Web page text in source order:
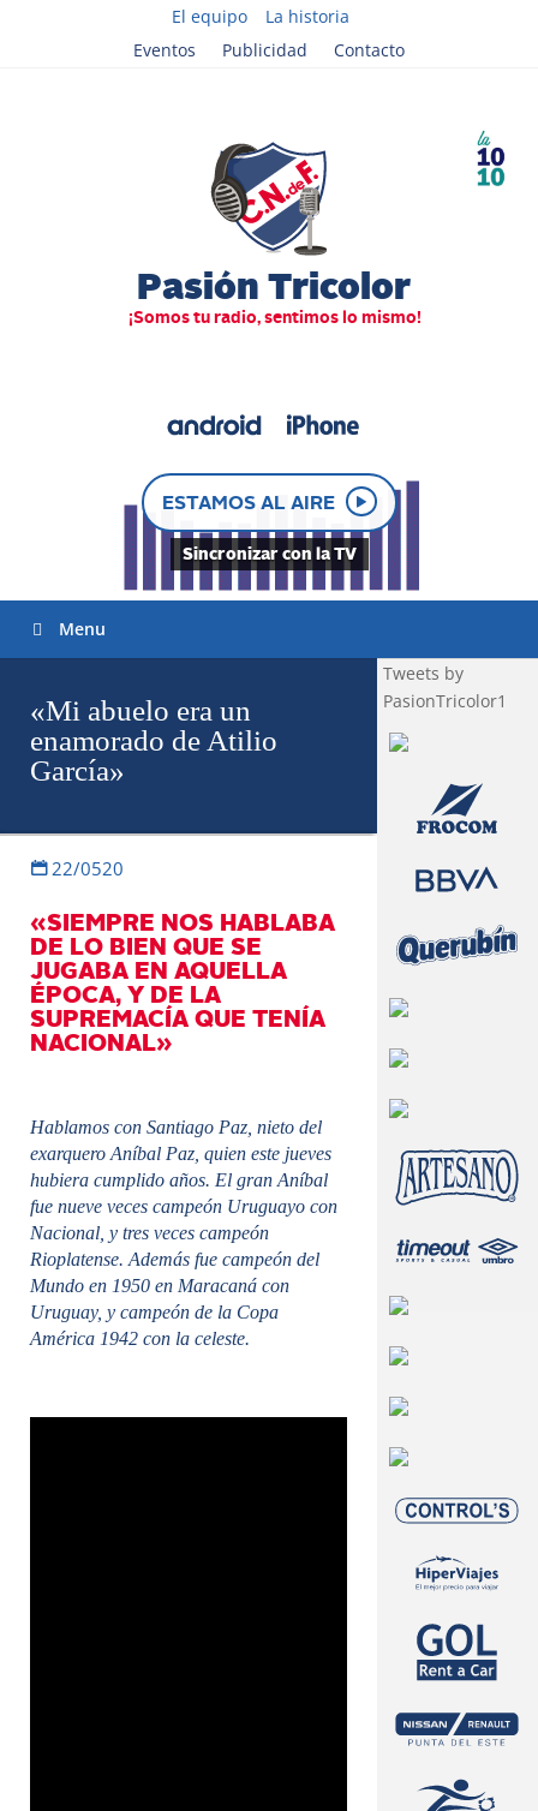
El equipo
La historia
Eventos
Publicidad Contacto
ESTAMOS AL AIRE
Sincronizar con la TV
Menu
«Mi abuelo era un
enamorado de Atilio
García»
22/0520
«SIEMPRE NOS HABLABA
DE LO BIEN QUE SE
JUGABA EN AQUELLA
ÉPOCA, Y DE LA
SUPREMACÍA QUE TENÍA
NACIONAL»
Hablamos con Santiago Paz, nieto del
exarquero Aníbal Paz, quien este jueves
hubiera cumplido años. El gran Aníbal
fue nueve veces campeón Uruguayo con
Nacional, y tres veces campeón
Rioplatense. Además fue campeón del
Mundo en 1950 en Maracaná con
Uruguay, y campeón de la Copa
América 1942 con la celeste.
Tweets by
PasionTricolor1